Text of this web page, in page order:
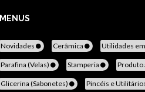
MENUS
Novidades Cerâmica Utilidades
Parafina (Velas) Stamperia Produto
Glicerina (Sabonetes) Pincéis e